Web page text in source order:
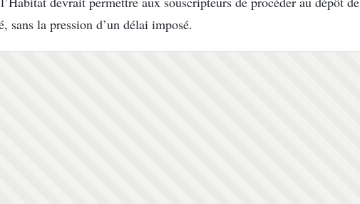
sans la pression d’un délai imposé.